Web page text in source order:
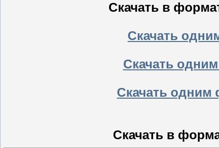
Скачать в
Скачать
Скачать
Скачать одним
Скачать в